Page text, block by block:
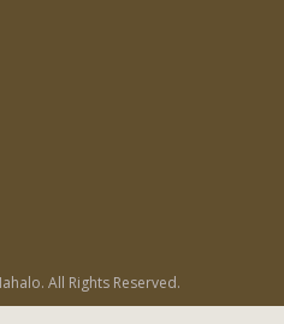
All Rights Reserved.